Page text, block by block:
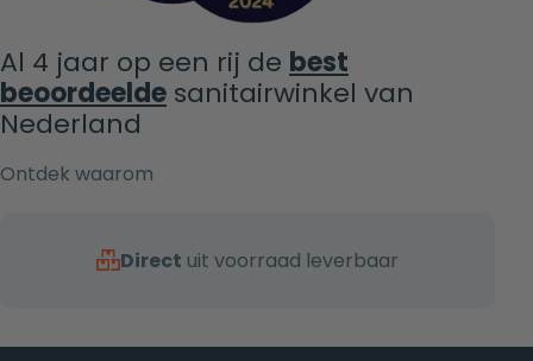
Al 4 jaar op een rij de best
beoordeelde sanitairwinkel van
Nederland
Ontdek waarom
Direct uit voorraad leverbaar